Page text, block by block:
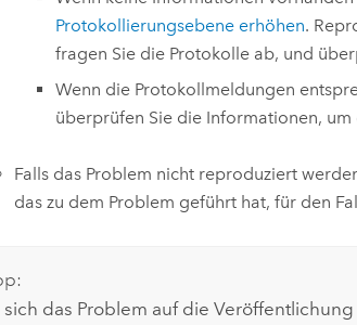
Protokollierungsebene erhöhen.
fragen Sie die Protokolle ab, und
Wenn die Protokollmeldungen
überprüfen Sie die Informationen, um
Falls das Problem nicht reproduziert
das zu dem Problem geführt hat, für den
das Problem auf die